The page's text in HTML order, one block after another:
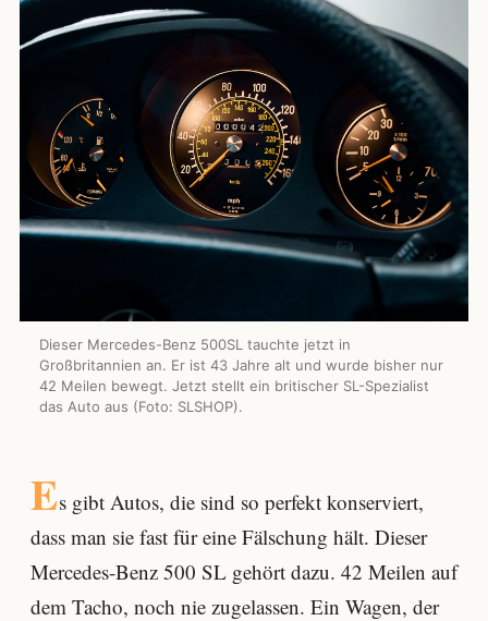
Dieser Mercedes-Benz 500SL tauchte jetzt in
Großbritannien an. Er ist 43 Jahre alt und wurde bisher nur
42 Meilen bewegt. Jetzt stellt ein britischer SL-Spezialist
das Auto aus (Foto: SLSHOP).
Es gibt Autos, die sind so perfekt konserviert,
dass man sie fast für eine Fälschung hält. Dieser
Mercedes-Benz 500 SL gehört dazu. 42 Meilen auf
dem Tacho, noch nie zugelassen. Ein Wagen, der